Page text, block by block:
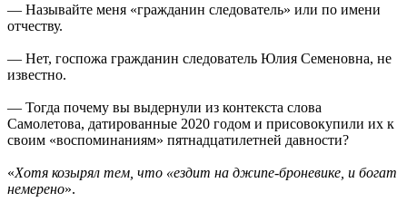
— Называйте меня «гражданин следователь» или по имени
отчеству.
— Нет, госпожа гражданин следователь Юлия Семеновна, не
известно.
— Тогда почему вы выдернули из контекста слова
Самолетова, датированные 2020 годом и присовокупили их к
своим «воспоминаниям» пятнадцатилетней давности?
«Хотя козырял тем, что «ездит на джипе-броневике, и богат
немерено».